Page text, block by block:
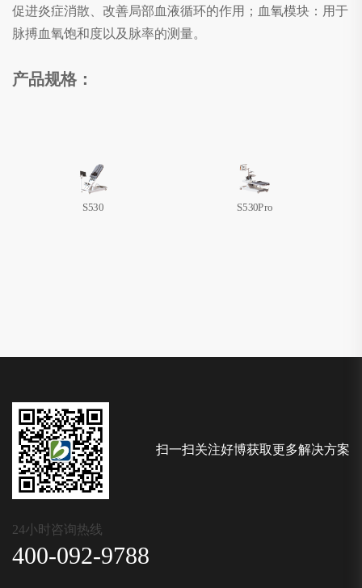
促进炎症消散、改善局部血液循环的作用；血氧模块：用于
脉搏血氧饱和度以及脉率的测量。
产品规格：
S530 S530Pro
扫一扫关注好博获取更多解决方案
24小时咨询热线
400-092-9788